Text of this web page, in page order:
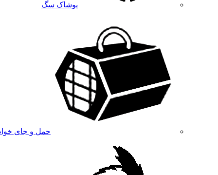
پوشاک سگ
حمل و جای